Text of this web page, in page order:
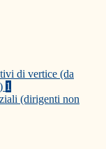
di vertice (da
1
(dirigenti non